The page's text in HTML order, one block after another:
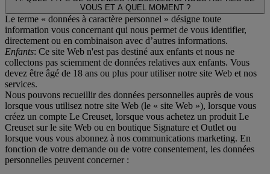
VOUS ET A QUEL MOMENT ?
Le terme « données à caractère personnel » désigne toute
information vous concernant qui nous permet de vous identifier,
directement ou en combinaison avec d’autres informations.
Enfants: Ce site Web n'est pas destiné aux enfants et nous ne
collectons pas sciemment de données relatives aux enfants. Vous
devez être âgé de 18 ans ou plus pour utiliser notre site Web et nos
services.
Nous pouvons recueillir des données personnelles auprès de vous
lorsque vous utilisez notre site Web (le « site Web »), lorsque vous
créez un compte Le Creuset, lorsque vous achetez un produit Le
Creuset sur le site Web ou en boutique Signature et Outlet ou
lorsque vous vous abonnez à nos communications marketing. En
fonction de votre demande ou de votre consentement, les données
personnelles peuvent concerner :